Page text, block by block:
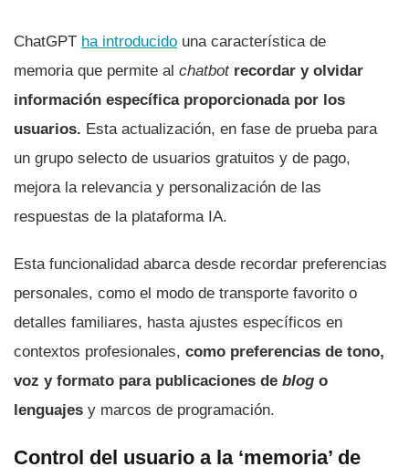
ChatGPT ha introducido una característica de
memoria que permite al chatbot recordar y olvidar
información específica proporcionada por los
usuarios. Esta actualización, en fase de prueba para
un grupo selecto de usuarios gratuitos y de pago,
mejora la relevancia y personalización de las
respuestas de la plataforma IA.
Esta funcionalidad abarca desde recordar preferencias
personales, como el modo de transporte favorito o
detalles familiares, hasta ajustes específicos en
contextos profesionales, como preferencias de tono,
voz y formato para publicaciones de blog o
lenguajes y marcos de programación.
Control del usuario a la ‘memoria’ de